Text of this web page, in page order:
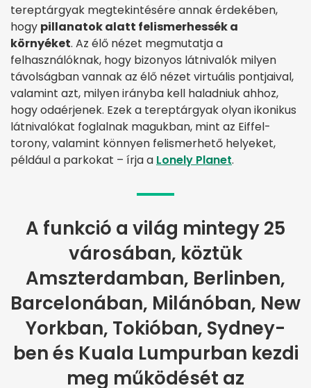
tereptárgyak megtekintésére annak érdekében,
hogy pillanatok alatt felismerhessék a
környéket. Az élő nézet megmutatja a
felhasználóknak, hogy bizonyos látnivalók milyen
távolságban vannak az élő nézet virtuális pontjaival,
valamint azt, milyen irányba kell haladniuk ahhoz,
hogy odaérjenek. Ezek a tereptárgyak olyan ikonikus
látnivalókat foglalnak magukban, mint az Eiffel-
torony, valamint könnyen felismerhető helyeket,
például a parkokat – írja a Lonely Planet.
A funkció a világ mintegy 25
városában, köztük
Amszterdamban, Berlinben,
Barcelonában, Milánóban, New
Yorkban, Tokióban, Sydney-
ben és Kuala Lumpurban kezdi
meg működését az